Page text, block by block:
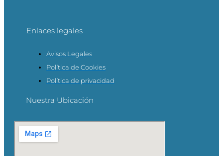
Enlaces legales
Avisos Legales
Política de Cookies
Política de privacidad
Nuestra Ubicación